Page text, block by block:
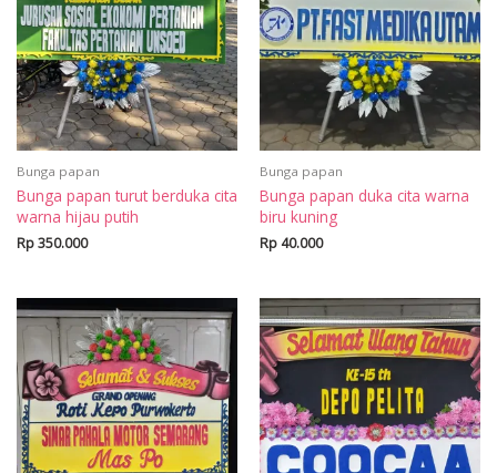
Bunga papan
Bunga papan turut berduka cita
warna hijau putih
Rp350.000
Bunga papan
Bunga papan duka cita warna
biru kuning
Rp 40.000